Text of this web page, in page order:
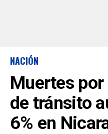
NACIÓN
Muertes
de tránsito
6% en